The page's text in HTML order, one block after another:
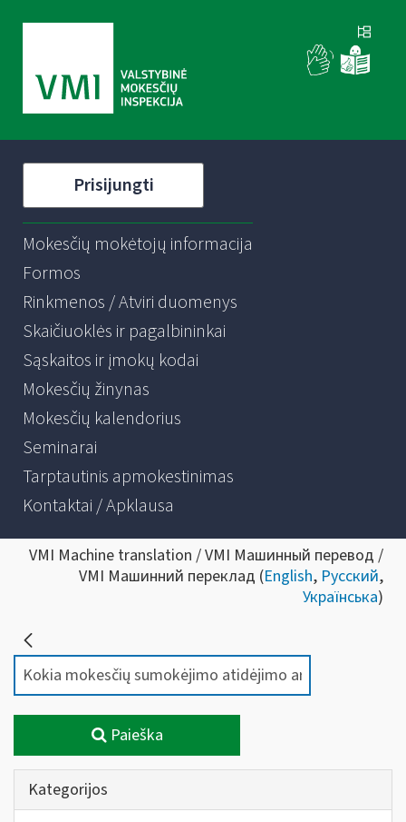
Prisijungti
Mokesčių mokėtojų informacija
Formos
Rinkmenos / Atviri duomenys
Skaičiuoklės ir pagalbininkai
Sąskaitos ir įmokų kodai
Mokesčių žinynas
Mokesčių kalendorius
Seminarai
Tarptautinis apmokestinimas
Kontaktai / Apklausa
VMI Machine translation / VMI Машинный перевод /
VMI Машинний переклад (English, Русский,
Українська)
Paieška
Kategorijos